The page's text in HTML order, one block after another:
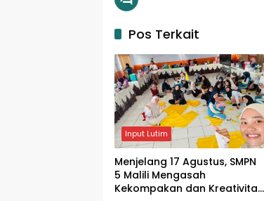
Pos Terkait
Input Lutim
Menjelang 17 Agustus, SMPN
5 Malili Mengasah
Kekompakan dan Kreativitas